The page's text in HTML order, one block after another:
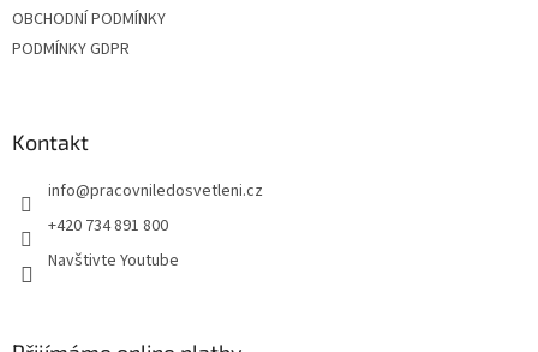
OBCHODNÍ PODMÍNKY
PODMÍNKY GDPR
Kontakt
info@pracovniledosvetleni.cz
+420 734 891 800
Navštivte Youtube